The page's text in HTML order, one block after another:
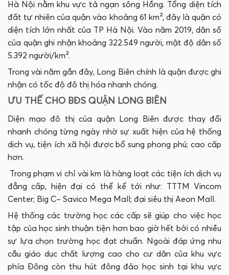
Hà Nội nằm khu vực tả ngạn sông Hồng. Tổng diện tích
đất tự nhiên của quận vào khoảng 61 km², đây là quận có
diện tích lớn nhất của TP Hà Nội. Vào năm 2019, dân số
của quận ghi nhận khoảng 322.549 người, mật độ dân số
5.392 người/km².
Trong vài năm gần đây, Long Biên chính là quận được ghi
nhận có tốc độ đô thị hóa nhanh chóng.
ƯU THẾ CHO BĐS QUẬN LONG BIÊN
Diện mạo đô thị của quận Long Biên được thay đổi
nhanh chóng từng ngày nhờ sự xuất hiện của hệ thống
dịch vụ, tiện ích xã hội được bổ sung phong phú; cao cấp
hơn.
Trong phạm vi chỉ vài km là hàng loạt các tiện ích dịch vụ
đẳng cấp, hiện đại có thể kể tới như: TTTM Vincom
Center; Big C– Savico Mega Mall; đại siêu thị Aeon Mall.
Hệ thống các trường học các cấp sẽ giúp cho việc học
tập của học sinh thuận tiện hơn bao giờ hết bởi có nhiều
sự lựa chọn trường học đạt chuẩn. Ngoài đáp ứng nhu
cầu giáo dục chất lượng cao cho cư dân của khu vực
phía Đông còn thu hút đông đảo học sinh tại khu vực